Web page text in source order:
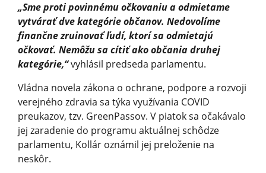
„Sme proti povinnému očkovaniu a odmietame
vytvárať dve kategórie občanov. Nedovolíme
finančne zruinovať ľudí, ktorí sa odmietajú
očkovať. Nemôžu sa cítiť ako občania druhej
kategórie,“vyhlásil predseda parlamentu.
Vládna novela zákona o ochrane, podpore a rozvoji
verejného zdravia sa týka využívania COVID
preukazov, tzv. GreenPassov. V piatok sa očakávalo
jej zaradenie do programu aktuálnej schôdze
parlamentu, Kollár oznámil jej preloženie na
neskôr.